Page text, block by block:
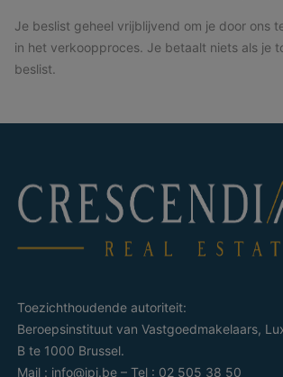
Je beslist geheel vrijblijvend om je door ons
in het verkoopproces. Je betaalt niets als je
beslist.
Toezichthoudende autoriteit:
Beroepsinstituut van Vastgoedmakelaars,
B te 1000 Brussel.
Mail : info@ipi.be– Tel : 02 505 38 50